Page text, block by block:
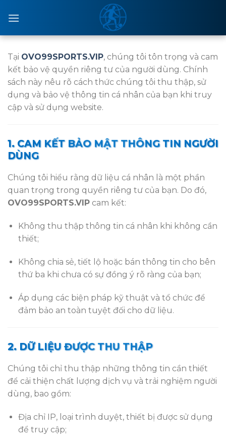
Tại OVO99SPORTS.VIP, chúng tôi tôn trọng và cam
kết bảo vệ quyền riêng tư của người dùng. Chính
sách này nêu rõ cách thức chúng tôi thu thập, sử
dụng và bảo vệ thông tin cá nhân của bạn khi truy
cập và sử dụng website.
1. CAM KẾT BẢO MẬT THÔNG TIN NGƯỜI
DÙNG
Chúng tôi hiểu rằng dữ liệu cá nhân là một phần
quan trọng trong quyền riêng tư của bạn. Do đó,
OVO99SPORTS.VIP cam kết:
Không thu thập thông tin cá nhân khi không cần
thiết;
Không chia sẻ, tiết lộ hoặc bán thông tin cho bên
thứ ba khi chưa có sự đồng ý rõ ràng của bạn;
Áp dụng các biện pháp kỹ thuật và tổ chức để
đảm bảo an toàn tuyệt đối cho dữ liệu.
2. DỮ LIỆU ĐƯỢC THU THẬP
Chúng tôi chỉ thu thập những thông tin cần thiết
để cải thiện chất lượng dịch vụ và trải nghiệm người
dùng, bao gồm:
Địa chỉ IP, loại trình duyệt, thiết bị được sử dụng
để truy cập;